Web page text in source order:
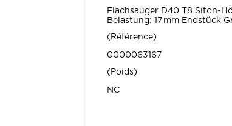
Flachsauger D40 T8 Siton-
Belastung: 17 mm Endstück
Référence
0000063167
Poids
NC